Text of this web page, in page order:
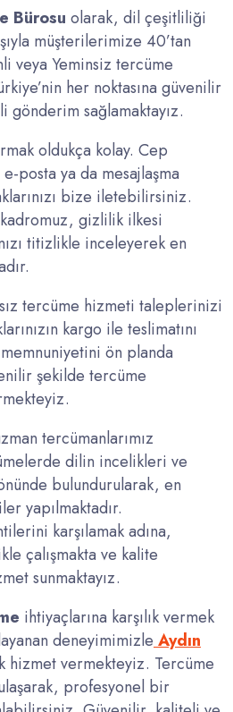
Bürosu olarak, dil çeşitliliği
müşterilerimize 40’tan
veya Yeminsiz tercüme
her noktasına güvenilir
gönderim sağlamaktayız.
oldukça kolay. Cep
posta ya da mesajlaşma
bize iletebilirsiniz.
kadromuz, gizlilik ilkesi
titizlikle inceleyerek en
tercüme hizmeti taleplerinizi
kargo ile teslimatını
ön planda
şekilde tercüme
tercümanlarımız
dilin incelikleri ve
bulundurularak, en
yapılmaktadır.
karşılamak adına,
çalışmakta ve kalite
sunmaktayız.
ihtiyaçlarına karşılık vermek
deneyimimizle Aydın
hizmet vermekteyiz. Tercüme
profesyonel bir